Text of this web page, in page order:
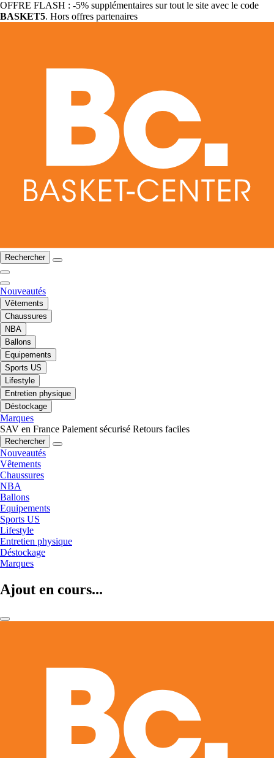
OFFRE FLASH : -5% supplémentaires sur tout le site avec le code
BASKET5. Hors offres partenaires
Rechercher
Nouveautés
Vêtements
Chaussures
NBA
Ballons
Equipements
Sports US
Lifestyle
Entretien physique
Déstockage
Marques
SAV en France Paiement sécurisé Retours faciles
Rechercher
Nouveautés
Vêtements
Chaussures
NBA
Ballons
Equipements
Sports US
Lifestyle
Entretien physique
Déstockage
Marques
Ajout en cours...